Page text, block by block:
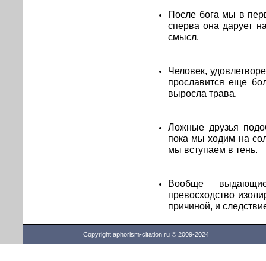
После бога мы в
сперва она дарует
смысл.
Человек,
прославится еще
выросла трава.
Ложные друзья
пока мы ходим на
мы вступаем в тень.
Вообще
превосходство
причиной, и
Copyright aphorism-citation.ru © 2009-2024